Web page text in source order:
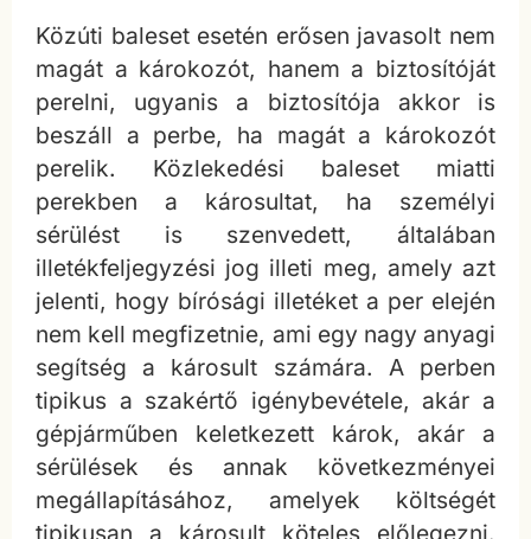
Közúti baleset esetén erősen javasolt nem
magát a károkozót, hanem a biztosítóját
perelni, ugyanis a biztosítója akkor is
beszáll a perbe, ha magát a károkozót
perelik. Közlekedési baleset miatti
perekben a károsultat, ha személyi
sérülést is szenvedett, általában
illetékfeljegyzési jog illeti meg, amely azt
jelenti, hogy bírósági illetéket a per elején
nem kell megfizetnie, ami egy nagy anyagi
segítség a károsult számára. A perben
tipikus a szakértő igénybevétele, akár a
gépjárműben keletkezett károk, akár a
sérülések és annak következményei
megállapításához, amelyek költségét